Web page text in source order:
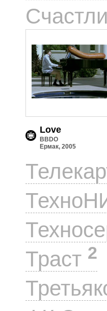
Love
BBDO
Ермак, 2005
Траст 2